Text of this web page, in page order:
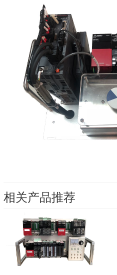
相关产品推荐